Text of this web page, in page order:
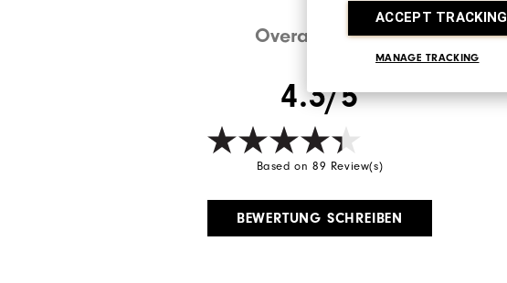
ACCEPT TRACKING
MANAGE TRACKING
Overall Rating
4.3/5
Based on 89 Review(s)
BEWERTUNG SCHREIBEN